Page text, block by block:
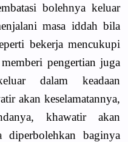
bolehnya keluar
masa iddah bila
bekerja mencukupi
pengertian juga
dalam keadaan
akan keselamatannya,
khawatir akan
diperbolehkan baginya